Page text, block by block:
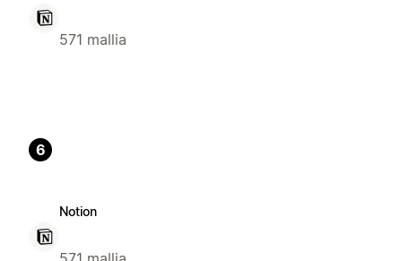
571 mallia
6
Notion